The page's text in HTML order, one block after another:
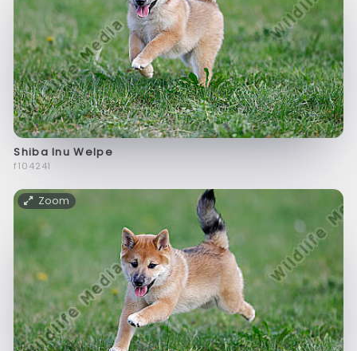
Shiba Inu Welpe
f104241
Zoom